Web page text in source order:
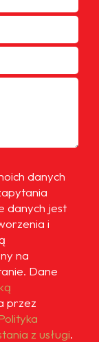
danych
danych jest
i
na
Dane
przez
z usługi.